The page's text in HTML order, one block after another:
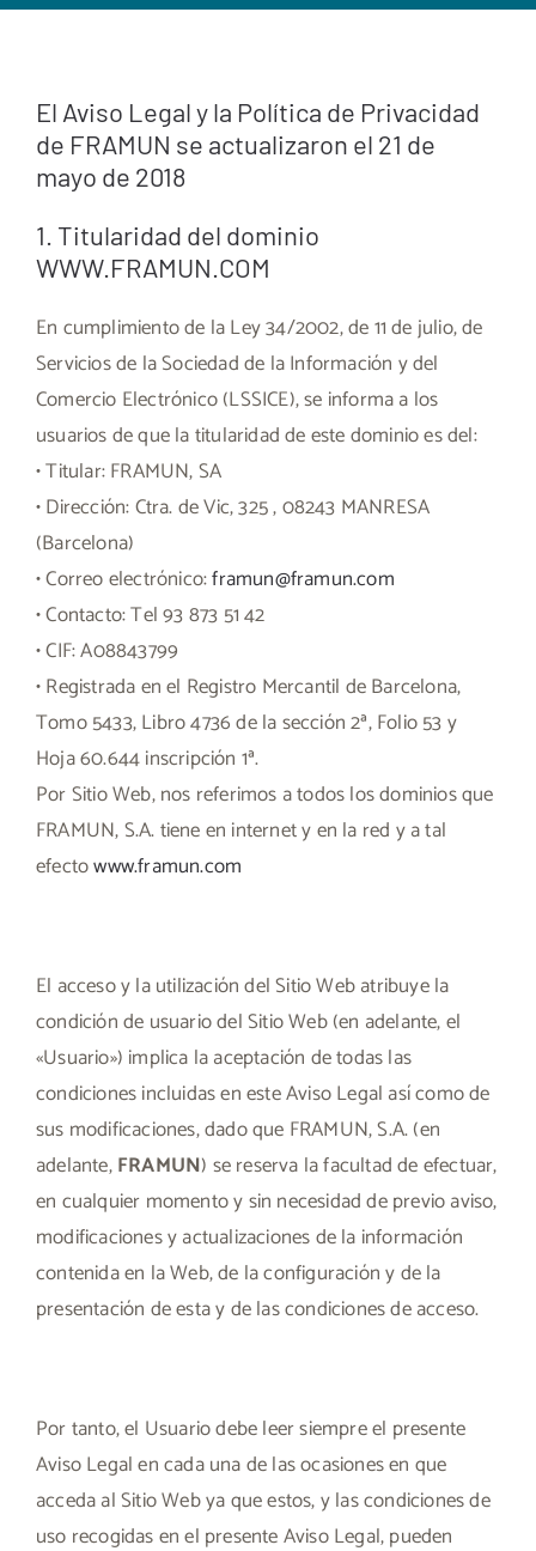
El Aviso Legal y la Política de Privacidad
de FRAMUN se actualizaron el 21 de
mayo de 2018
1. Titularidad del dominio
WWW.FRAMUN.COM
En cumplimiento de la Ley 34/2002, de 11 de julio, de
Servicios de la Sociedad de la Información y del
Comercio Electrónico (LSSICE), se informa a los
usuarios de que la titularidad de este dominio es del:
• Titular: FRAMUN, SA
• Dirección: Ctra. de Vic, 325 , 08243 MANRESA
(Barcelona)
• Correo electrónico:framun@framun.com
• Contacto: Tel 93 873 51 42
• CIF: A08843799
• Registrada en el Registro Mercantil de Barcelona,
Tomo 5433, Libro 4736 de la sección 2ª, Folio 53 y
Hoja 60.644 inscripción 1ª.
Por Sitio Web, nos referimos a todos los dominios que
FRAMUN, S.A. tiene en internet y en la red y a tal
efectowww.framun.com
El acceso y la utilización del Sitio Web atribuye la
condición de usuario del Sitio Web (en adelante, el
«Usuario») implica la aceptación de todas las
condiciones incluidas en este Aviso Legal así como de
sus modificaciones, dado que FRAMUN, S.A. (en
adelante,FRAMUN) se reserva la facultad de efectuar,
en cualquier momento y sin necesidad de previo aviso,
modificaciones y actualizaciones de la información
contenida en la Web, de la configuración y de la
presentación de esta y de las condiciones de acceso.
Por tanto, el Usuario debe leer siempre el presente
Aviso Legal en cada una de las ocasiones en que
acceda al Sitio Web ya que estos, y las condiciones de
uso recogidas en el presente Aviso Legal, pueden